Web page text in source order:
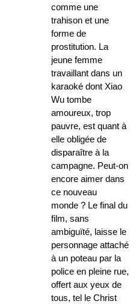
comme une
trahison et une
forme de
prostitution. La
jeune femme
travaillant dans un
karaoké dont Xiao
Wu tombe
amoureux, trop
pauvre, est quant à
elle obligée de
disparaître à la
campagne. Peut-on
encore aimer dans
ce nouveau
monde ? Le final du
film, sans
ambiguïté, laisse le
personnage attaché
à un poteau par la
police en pleine rue,
offert aux yeux de
tous, tel le Christ